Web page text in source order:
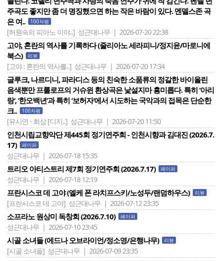
주곡도 좋지만 좀 더 명징했으면 하는 작은 바람이 있다. 멘델스존 곡
은 여..
100자평
[허원숙의 피아노 이야..] 성근대나무 | 2026-07-20 22:38
고야, 혼란의 역사를 기록하다 (줄리아노 세라피니/정지윤/마로니에
북스)
리뷰
[고야 : 혼란의 역사를..] 성근대나무 | 2026-07-20 17:34
글루크, 나르디니, 파라디스 등의 친숙한 소품류의 정갈한 바이올린
음색뿐만 프롤로프의 거슈윈 환상곡은 낯설지마 흥미롭다. 특히 ‘아리
랑‘, ‘한오백년‘과 특히 ‘보허자‘에서 시도하는 국악과의 접목은 단순한
크..
100자평
[유시연 - 회상 [디지..] 성근대나무 | 2026-07-20 11:50
인천시립교향악단 제445회 정기연주회 - 인천시향과 김대진 (2026.7.
17)
페이퍼
성근대나무 | 2026-07-18 15:35
트리오 아티스트리 제7회 정기연주회 (2026.7.17) 페이퍼
성근대나무 | 2026-07-18 12:19
프란시스코 데 고야 (엘케 폰 라치프스키/노성두/랜덤하우스) 리뷰
[프란시스코 데 고야] 성근대나무 | 2026-07-12 23:35
소프라노 원상미 독창회 (2026.7.10) 페이퍼
성근대나무 | 2026-07-10 23:45
시골 소녀들 (에드나 오브라이언/정소영/은행나무) 리뷰
[시골 소녀들] 성근대나무 | 2026-07-09 23:35